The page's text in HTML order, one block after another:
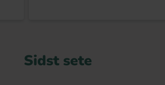
Sidst sete